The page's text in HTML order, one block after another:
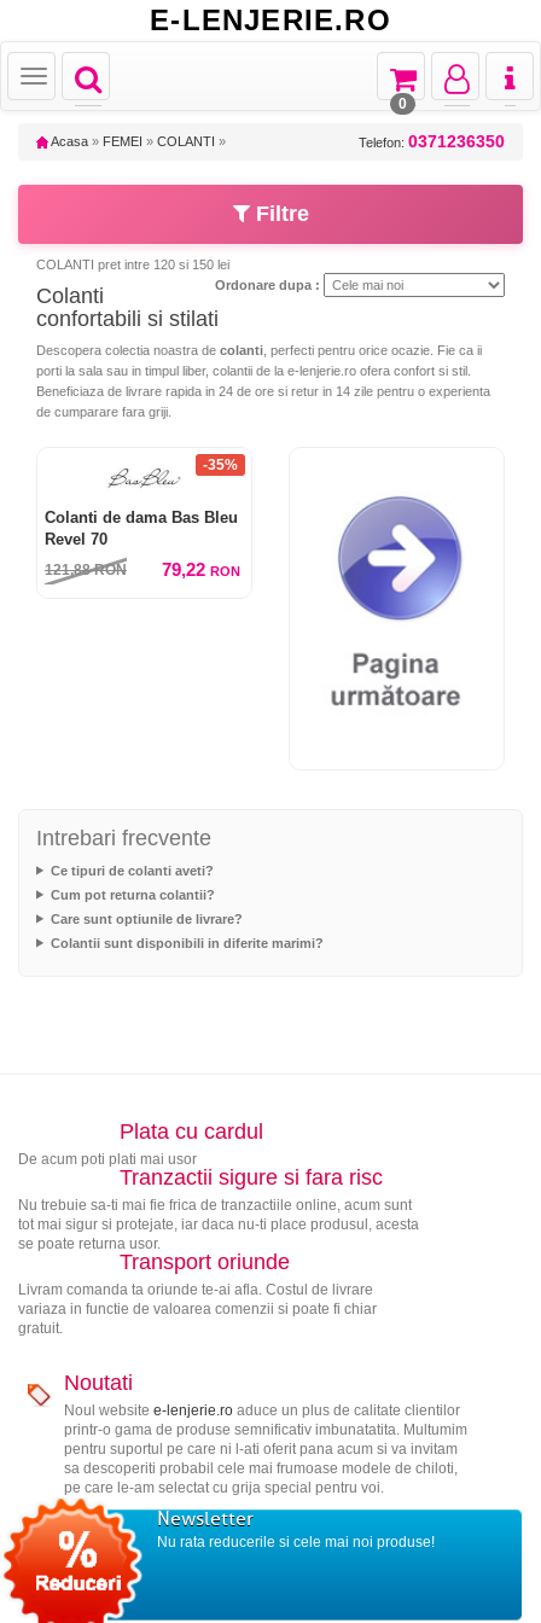
E-LENJERIE.RO
Toggle
navigation
Toggle
Toggle
navigation
Toggle
navigation
Toggle
navigation
0
Acasa » FEMEI » COLANTI » Telefon: 0371236350
Filtre
COLANTI pret intre 120 si 150 lei
Ordonare dupa :
Colanti
confortabili si stilati
Descopera colectia noastra de colanti , perfecti pentru orice ocazie. Fie ca ii
porti la sala sau in timpul liber, colantii de la e-lenjerie.ro ofera confort si stil.
Beneficiaza de livrare rapida in 24 de ore si retur in 14 zile pentru o experienta
de cumparare fara griji.
-35%
Colanti de dama Bas Bleu
Revel 70
121,88RON 79,22 RON
Intrebari frecvente
Ce tipuri de colanti aveti?
Cum pot returna colantii?
Care sunt optiunile de livrare?
Colantii sunt disponibili in diferite marimi?
Plata cu cardul
De acum poti plati mai usor
Tranzactii sigure si fara risc
Nu trebuie sa-ti mai fie frica de tranzactiile online, acum sunt
tot mai sigur si protejate, iar daca nu-ti place produsul, acesta
se poate returna usor.
Transport oriunde
Livram comanda ta oriunde te-ai afla. Costul de livrare
variaza in functie de valoarea comenzii si poate fi chiar
gratuit.
Noutati
Noul website e-lenjerie.roaduce un plus de calitate clientilor
printr-o gama de produse semnificativ imbunatatita. Multumim
pentru suportul pe care ni l-ati oferit pana acum si va invitam
sa descoperiti probabil cele mai frumoase modele de chiloti,
pe care le-am selectat cu grija special pentru voi.
Newsletter
Nu rata reducerile si cele mai noi produse!